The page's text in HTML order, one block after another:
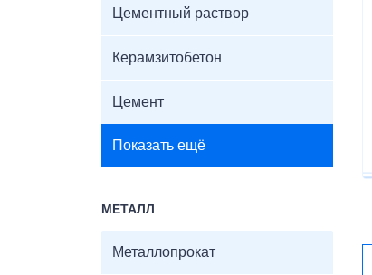
Цементный раствор
Керамзитобетон
Цемент
Показать ещё
МЕТАЛЛ
Металлопрокат